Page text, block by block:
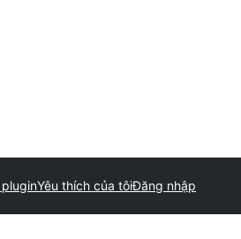
Yêu thích của tôiĐăng nhập